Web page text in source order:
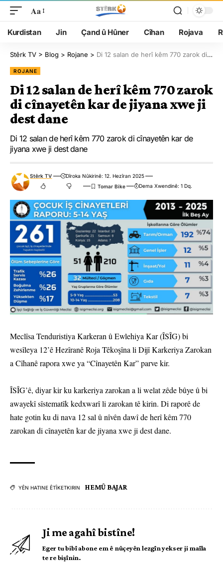
Aa
Kurdistan Jin Çand û Hûner Cîhan Rojava
Stêrk TV > Blog > Rojane > Di 12 salan de herî kêm 770 zarok di cînayetên kar de jiyana xwe ji dest dane
ROJANE
Di 12 salan de herî kêm 770 zarok
di cînayetên kar de jiyana xwe ji
dest dane
Di 12 salan de herî kêm 770 zarok di cînayetên kar de
jiyana xwe ji dest dane
Stêrk TV
Dîroka Nûkirinê: 12. Hezîran 2025
Dema Xwendinê: 1 Dq.
Meclîsa Tenduristiya Karkeran û Ewlehiya Kar (ÎSÎG) bi
wesîleya 12’ê Hezîranê Roja Têkoşîna li Dijî Karkeriya Zarokan
a Cîhanê rapora xwe ya “Cînayetên Kar” parve kir.
ÎSÎG’ê, diyar kir ku karkeriya zarokan a li welat zêde bûye û bi
awayekî sîstematîk kedxwarî li zarokan tê kirin. Di raporê de
hate gotin ku di nava 12 sal û nîvên dawî de herî kêm 770
zarokan di cînayetên kar de jiyana xwe ji dest dane.
YÊN HATINE ÊTÎKETKIRIN HEMÛ BAJAR
Ji me agahî bistîne!
Eger tu bibî abone em ê nûçeyên lezgîn yekser ji maîla
te re bişînin.